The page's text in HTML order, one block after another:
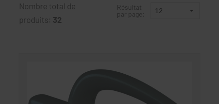
Nombre total de
produits: 32
Résultat
par page: